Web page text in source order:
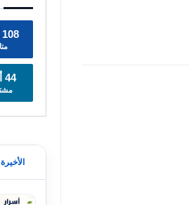
الأخيرة